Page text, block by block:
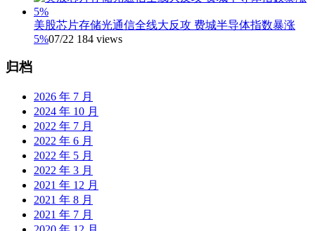
美股芯片存储光通信全线大反攻 费城半导体指数暴涨
5%07/22 184 views
归档
2026 年 7 月
2024 年 10 月
2022 年 7 月
2022 年 6 月
2022 年 5 月
2022 年 3 月
2021 年 12 月
2021 年 8 月
2021 年 7 月